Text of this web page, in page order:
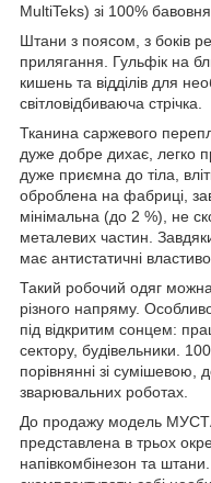
MultiTeks) зі 100%
Штани з поясом, з боків
прилягання. Гульфік на
кишень та відділів для
світловідбиваюча стрічка.
Тканина саржевого
дуже добре дихає, легко
дуже приємна до тіла,
оброблена на фабриці,
мінімальна (до 2 %), не
металевих частин.
має антистатичні
Такий робочий одяг можна
різного напряму.
під відкритим сонцем:
сектору, будівельники.
порівнянні зі сумішевою,
зварювальних роботах.
До продажу модель
представлена ​​в трьох
напівкомбінезон та